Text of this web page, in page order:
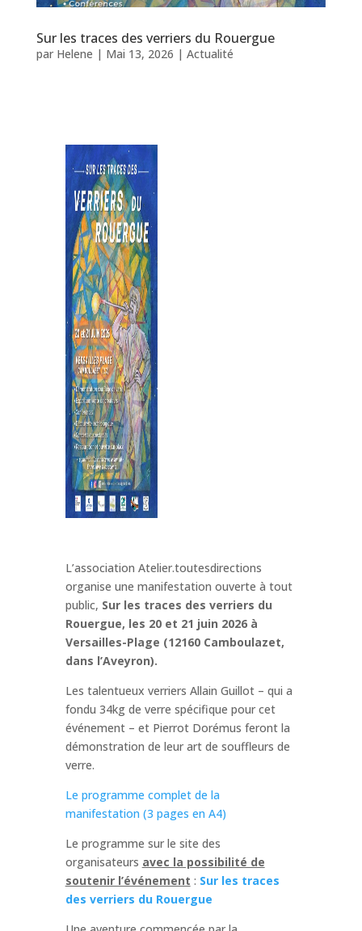
Sur les traces des verriers du Rouergue
par Helene | Mai 13, 2026 | Actualité
L’association Atelier.toutesdirections
organise une manifestation ouverte à tout
public, Sur les traces des verriers du
Rouergue, les 20 et 21 juin 2026 à
Versailles-Plage (12160 Camboulazet,
dans l’Aveyron).
Les talentueux verriers Allain Guillot – qui a
fondu 34kg de verre spécifique pour cet
événement – et Pierrot Dorémus feront la
démonstration de leur art de souffleurs de
verre.
Le programme complet de la
manifestation (3 pages en A4)
Le programme sur le site des
organisateurs avec la possibilité de
soutenir l’événement : Sur les traces
des verriers du Rouergue